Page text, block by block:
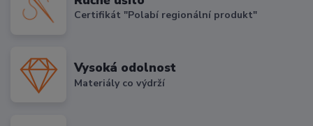
Certifikát "Polabí regionální produkt"
Vysoká odolnost
Materiály co výdrží